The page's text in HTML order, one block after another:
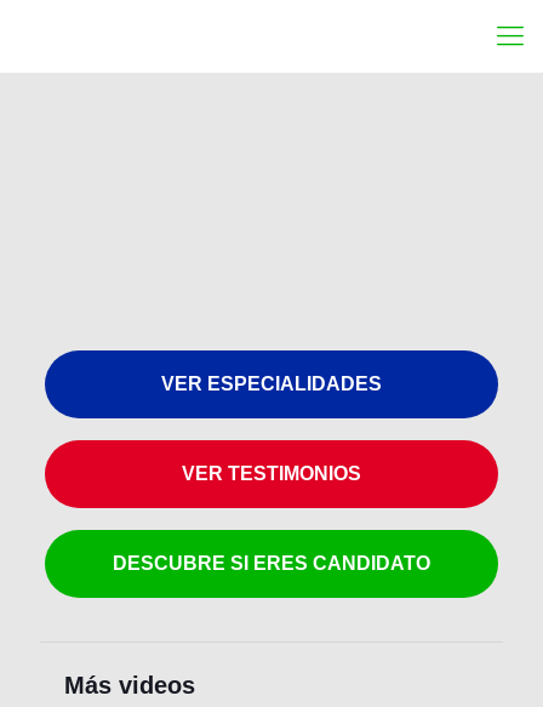
VER ESPECIALIDADES
VER TESTIMONIOS
DESCUBRE SI ERES CANDIDATO